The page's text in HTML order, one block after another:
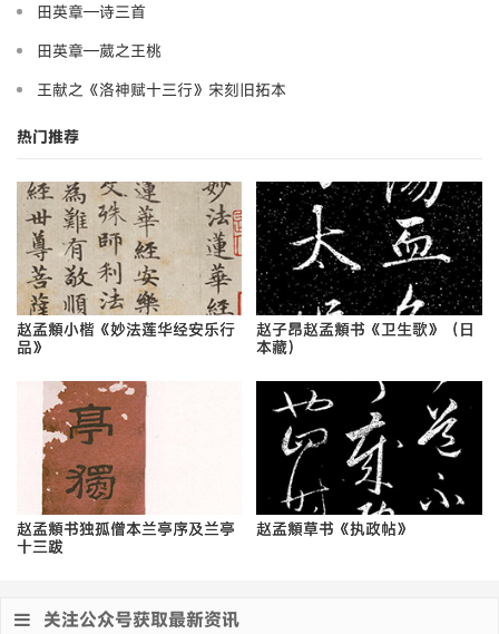
田英章—诗三首
田英章—葳之王桃
王献之《洛神赋十三行》宋刻旧拓本
热门推荐
赵孟頫小楷《妙法莲华经安乐行
品》
赵子昂赵孟頫书《卫生歌》（日
本藏）
赵孟頫书独孤僧本兰亭序及兰亭
十三跋
赵孟頫草书《执政帖》
关注公众号获取最新资讯